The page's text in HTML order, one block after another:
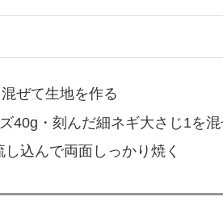
ビ。水曜日のシェアトピのコ
格の高騰で大注目の「もやし」
のアイデアもやしレシピが紹介